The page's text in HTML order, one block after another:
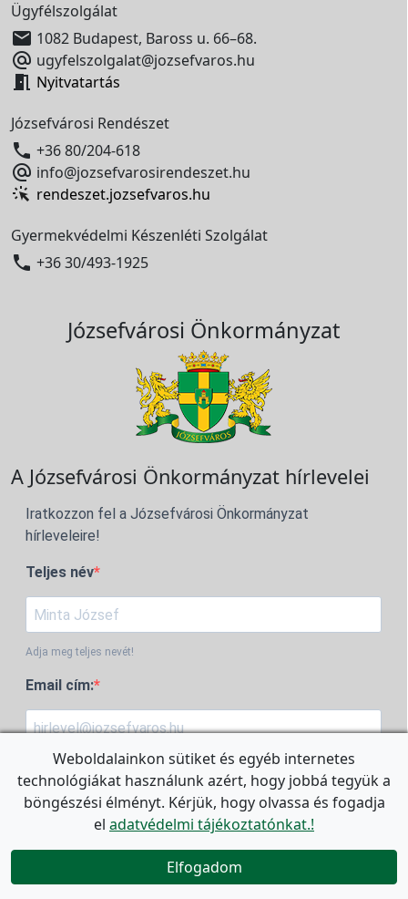
Ügyfélszolgálat
 1082 Budapest, Baross u. 66–68.
 ugyfelszolgalat@jozsefvaros.hu
 Nyitvatartás
Józsefvárosi Rendészet
 +36 80/204-618
 info@jozsefvarosirendeszet.hu
rendeszet.jozsefvaros.hu
Gyermekvédelmi Készenléti Szolgálat
 +36 30/493-1925
Józsefvárosi Önkormányzat
A Józsefvárosi Önkormányzat hírlevelei
Iratkozzon fel a Józsefvárosi Önkormányzat
hírleveleire!
Teljes név
Adja meg teljes nevét!
Email cím:
Adja meg az email címét!
Válassza ki azokat a témákat, amelyek érdeklik!
(Bármennyi hírlevelet megjelölhet.)
Általános hírek
Hogyan vehetek részt
Weboldalainkon sütiket és egyéb internetes
technológiákat használunk azért, hogy jobbá tegyük a
böngészési élményt. Kérjük, hogy olvassa és fogadja
el adatvédelmi tájékoztatónkat.!
Elfogadom